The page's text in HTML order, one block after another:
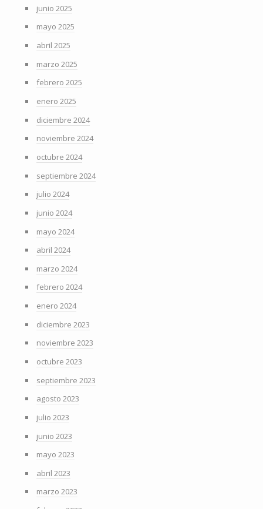
junio 2025
mayo 2025
abril 2025
marzo 2025
febrero 2025
enero 2025
diciembre 2024
noviembre 2024
octubre 2024
septiembre 2024
julio 2024
junio 2024
mayo 2024
abril 2024
marzo 2024
febrero 2024
enero 2024
diciembre 2023
noviembre 2023
octubre 2023
septiembre 2023
agosto 2023
julio 2023
junio 2023
mayo 2023
abril 2023
marzo 2023